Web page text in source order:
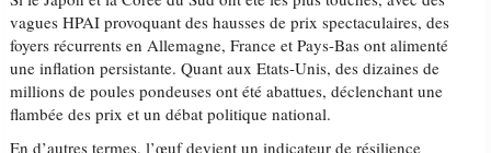
vagues HPAI provoquant des hausses de prix spectaculaires, des
foyers récurrents en Allemagne, France et Pays-Bas ont alimenté
une inflation persistante. Quant aux Etats-Unis, des dizaines de
millions de poules pondeuses ont été abattues, déclenchant une
flambée des prix et un débat politique national.
En d’autres termes, l’œuf devient un indicateur de résilience